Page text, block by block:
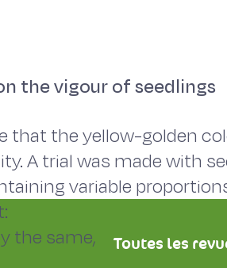
the vigour of seedlings
that the yellow-golden
A trial was made with
variable
the same,
Toutes les